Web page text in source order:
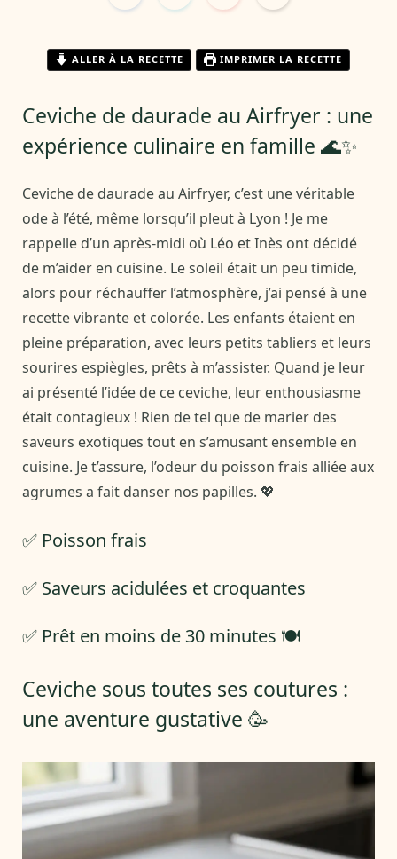
ALLER À LA RECETTE IMPRIMER LA RECETTE
Ceviche de daurade au Airfryer : une
expérience culinaire en famille 🌊✨
Ceviche de daurade au Airfryer, c’est une véritable
ode à l’été, même lorsqu’il pleut à Lyon ! Je me
rappelle d’un après-midi où Léo et Inès ont décidé
de m’aider en cuisine. Le soleil était un peu timide,
alors pour réchauffer l’atmosphère, j’ai pensé à une
recette vibrante et colorée. Les enfants étaient en
pleine préparation, avec leurs petits tabliers et leurs
sourires espiègles, prêts à m’assister. Quand je leur
ai présenté l’idée de ce ceviche, leur enthousiasme
était contagieux ! Rien de tel que de marier des
saveurs exotiques tout en s’amusant ensemble en
cuisine. Je t’assure, l’odeur du poisson frais alliée aux
agrumes a fait danser nos papilles. 💖
✅ Poisson frais
✅ Saveurs acidulées et croquantes
✅ Prêt en moins de 30 minutes 🍽️
Ceviche sous toutes ses coutures :
une aventure gustative 🥳